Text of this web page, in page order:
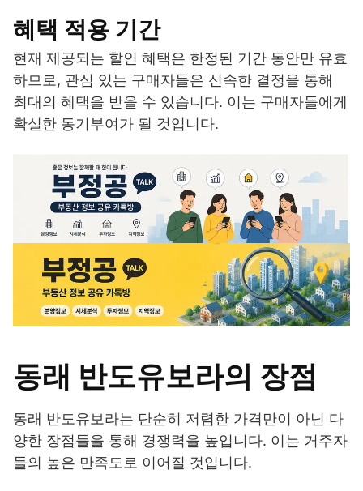
혜택 적용 기간
현재 제공되는 할인 혜택은 한정된 기간 동안만 유효
하므로, 관심 있는 구매자들은 신속한 결정을 통해
최대의 혜택을 받을 수 있습니다. 이는 구매자들에게
확실한 동기부여가 될 것입니다.
동래 반도유보라의 장점
동래 반도유보라는 단순히 저렴한 가격만이 아닌 다
양한 장점들을 통해 경쟁력을 높입니다. 이는 거주자
들의 높은 만족도로 이어질 것입니다.